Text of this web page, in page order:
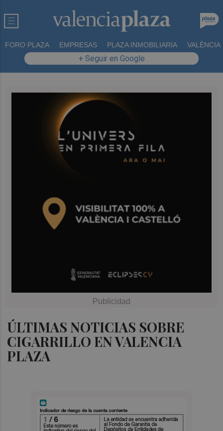
FORO PLAZA EMPRESAS PLAZA INMOBILIARIA VALÈNCIA
+ Seguir en Google
ÚLTIMAS NOTICIAS SOBRE
CIGARRILLO EN VALENCIA
PLAZA